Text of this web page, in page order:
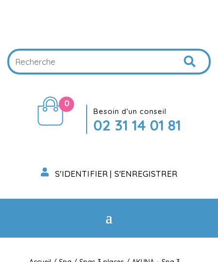
0
Besoin d'un conseil
02 31 14 01 81
S'IDENTIFIER | S'ENREGISTRER